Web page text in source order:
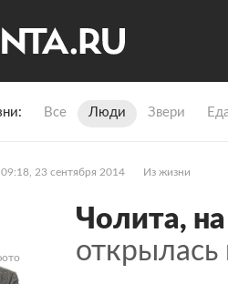
Все Люди Звери
09:18, 23 сентября 2014 Из жизни
Чолита,